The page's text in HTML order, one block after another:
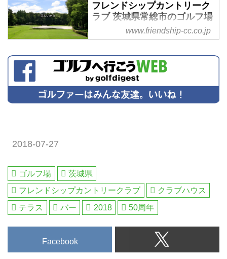
フレンドシップカントリーク
ラブ 茨城県常総市のゴルフ場
利根川水系に連なる鬼怒川にほど
境を巧みに活かして設計された伝
統を風格のあるフラットな林間コ
ースです。
www.friendship-cc.co.jp
2018-07-27
ゴルフ場
茨城県
フレンドシップカントリークラブ
クラブハウス
テラス
バー 2018 50周年
Facebook